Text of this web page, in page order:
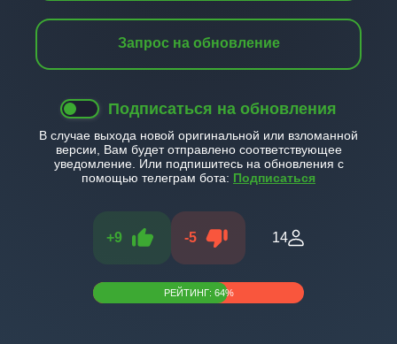
Запрос на обновление
Подписаться на обновления
В случае выхода новой оригинальной или взломанной
версии, Вам будет отправлено соответствующее
уведомление. Или подпишитесь на обновления с
помощью телеграм бота: Подписаться
+9 -5 14
РЕЙТИНГ: 64%